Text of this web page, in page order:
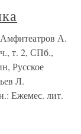
А.
т. 2, СПб.,
Русское
Л.
Ежемес. лит.